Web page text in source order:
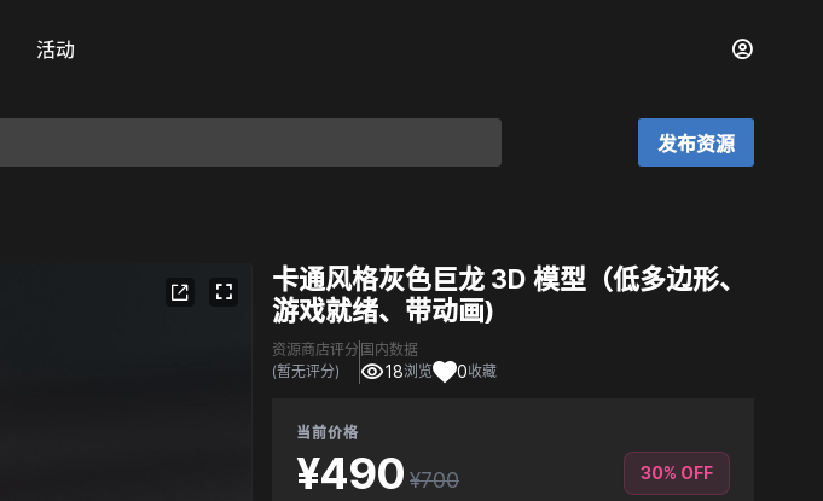
活动
发布资源
卡通风格灰色巨龙 3D 模型（低多边形、
游戏就绪、带动画)
资源商店评分
(暂无评分)
国内数据
18浏览 0收藏
当前价格
¥490 ¥700 30% OFF